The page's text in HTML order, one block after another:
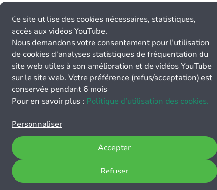
Ce site utilise des cookies nécessaires, statistiques,
accès aux vidéos YouTube.
Nous demandons votre consentement pour l’utilisation
de cookies d’analyses statistiques de fréquentation du
site web utiles à son amélioration et de vidéos YouTube
sur le site web. Votre préférence (refus/acceptation) est
conservée pendant 6 mois.
Pour en savoir plus : Politique d’utilisation des cookies.
Personnaliser
Refuser
Accepter